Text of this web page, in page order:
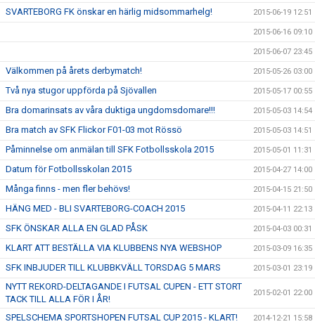
SVARTEBORG FK önskar en härlig midsommarhelg! 2015-06-19 12:51
2015-06-16 09:10
2015-06-07 23:45
Välkommen på årets derbymatch! 2015-05-26 03:00
Två nya stugor uppförda på Sjövallen 2015-05-17 00:55
Bra domarinsats av våra duktiga ungdomsdomare!!! 2015-05-03 14:54
Bra match av SFK Flickor F01-03 mot Rössö 2015-05-03 14:51
Påminnelse om anmälan till SFK Fotbollsskola 2015 2015-05-01 11:31
Datum för Fotbollsskolan 2015 2015-04-27 14:00
Många finns - men fler behövs! 2015-04-15 21:50
HÄNG MED - BLI SVARTEBORG-COACH 2015 2015-04-11 22:13
SFK ÖNSKAR ALLA EN GLAD PÅSK 2015-04-03 00:31
KLART ATT BESTÄLLA VIA KLUBBENS NYA WEBSHOP 2015-03-09 16:35
SFK INBJUDER TILL KLUBBKVÄLL TORSDAG 5 MARS 2015-03-01 23:19
NYTT REKORD-DELTAGANDE I FUTSAL CUPEN - ETT STORT
TACK TILL ALLA FÖR I ÅR!
2015-02-01 22:00
SPELSCHEMA SPORTSHOPEN FUTSAL CUP 2015 - KLART! 2014-12-21 15:58